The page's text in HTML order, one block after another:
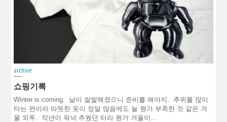
archive
쇼핑기록
Winter is coming. 날이 쌀쌀해졌으니 준비를 해야지. 추위를 많이
타는 편이라 따뜻한 옷이 정말 많음에도 늘 뭔가 부족한 것 같은 겨
울 외투. 작년이 워낙 추웠던 터라 뭔가 겨울이…